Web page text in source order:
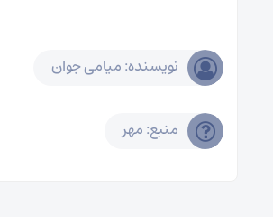
نویسنده: میامی جوان
منبع: مهر